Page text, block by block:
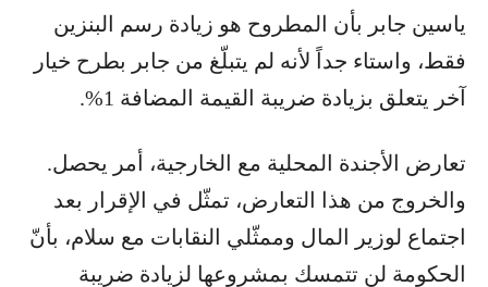
ياسين جابر بأن المطروح هو زيادة رسم البنزين
فقط، واستاء جداً لأنه لم يتبلّغ من جابر بطرح خيار
آخر يتعلق بزيادة ضريبة القيمة المضافة 1%.
تعارض الأجندة المحلية مع الخارجية، أمر يحصل.
والخروج من هذا التعارض، تمثّل في الإقرار بعد
اجتماع لوزير المال وممثّلي النقابات مع سلام، بأنّ
الحكومة لن تتمسك بمشروعها لزيادة ضريبة